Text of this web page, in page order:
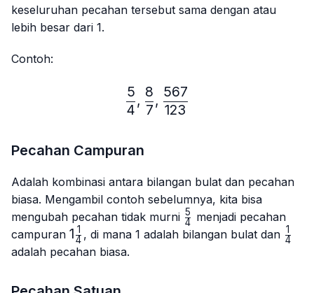
keseluruhan pecahan tersebut sama dengan atau
lebih besar dari 1.
Contoh:
4
5
,
7
8
,
123
567
Pecahan Campuran
Adalah kombinasi antara bilangan bulat dan pecahan
biasa. Mengambil contoh sebelumnya, kita bisa
mengubah pecahan tidak murni \frac{5}
{4}
4
5
menjadi pecahan
campuran 1\frac{1}
{4}
1 4
1 , di mana 1 adalah bilangan bulat dan 4
1
adalah pecahan biasa.